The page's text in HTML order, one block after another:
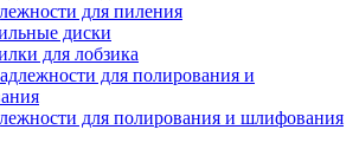
для пиления
диски
для лобзика
для полирования и шлифования